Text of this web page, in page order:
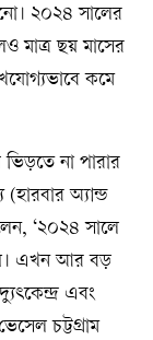
২০২৪ সালের
মাত্র ছয় মাসের
কমে
না পারার
অ্যান্ড
‘২০২৪ সালে
এখন আর বড়
এবং
চট্টগ্রাম